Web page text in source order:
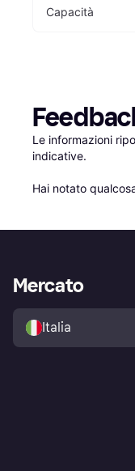
Capacità
Le informazioni
indicative.
Hai notato
Mercato
Italia